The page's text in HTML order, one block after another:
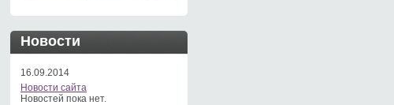
Новости
16.09.2014
Новости сайта
Новостей пока нет.